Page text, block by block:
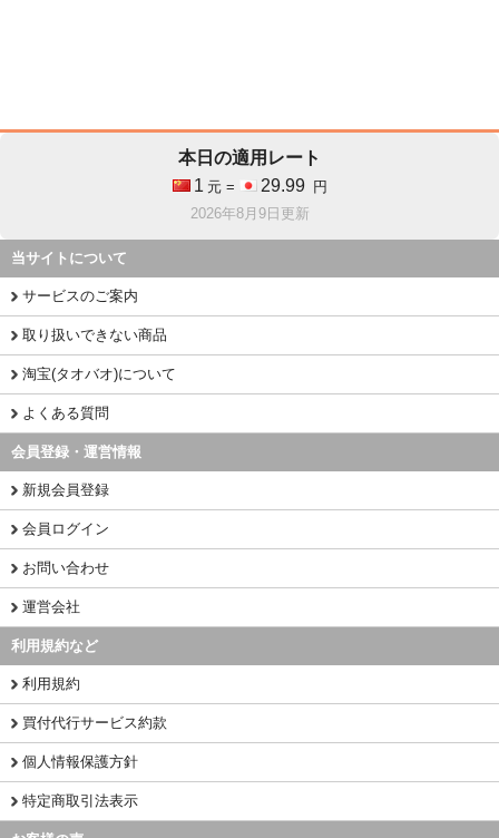
本日の適用レート
1 元 = 29.99
円
2026年8月9日更新
当サイトについて
サービスのご案内
取り扱いできない商品
淘宝(タオバオ)について
よくある質問
会員登録・運営情報
新規会員登録
会員ログイン
お問い合わせ
運営会社
利用規約など
利用規約
買付代行サービス約款
個人情報保護方針
特定商取引法表示